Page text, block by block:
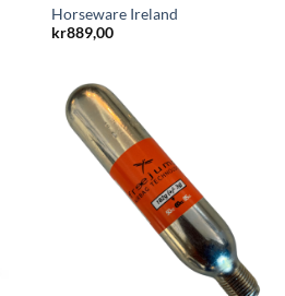
Horseware Ireland
kr889,00